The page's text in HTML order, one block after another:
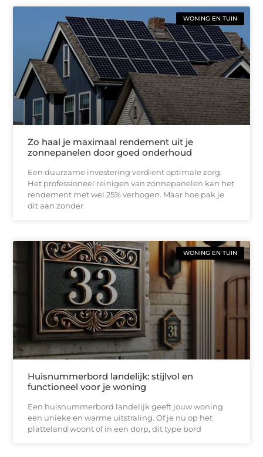
WONING EN TUIN
Zo haal je maximaal rendement uit je
zonnepanelen door goed onderhoud
Een duurzame investering verdient optimale zorg.
Het professioneel reinigen van zonnepanelen kan het
rendement met wel 25% verhogen. Maar hoe pak je
dit aan zonder
WONING EN TUIN
Huisnummerbord landelijk: stijlvol en
functioneel voor je woning
Een huisnummerbord landelijk geeft jouw woning
een unieke en warme uitstraling. Of je nu op het
platteland woont of in een dorp, dit type bord